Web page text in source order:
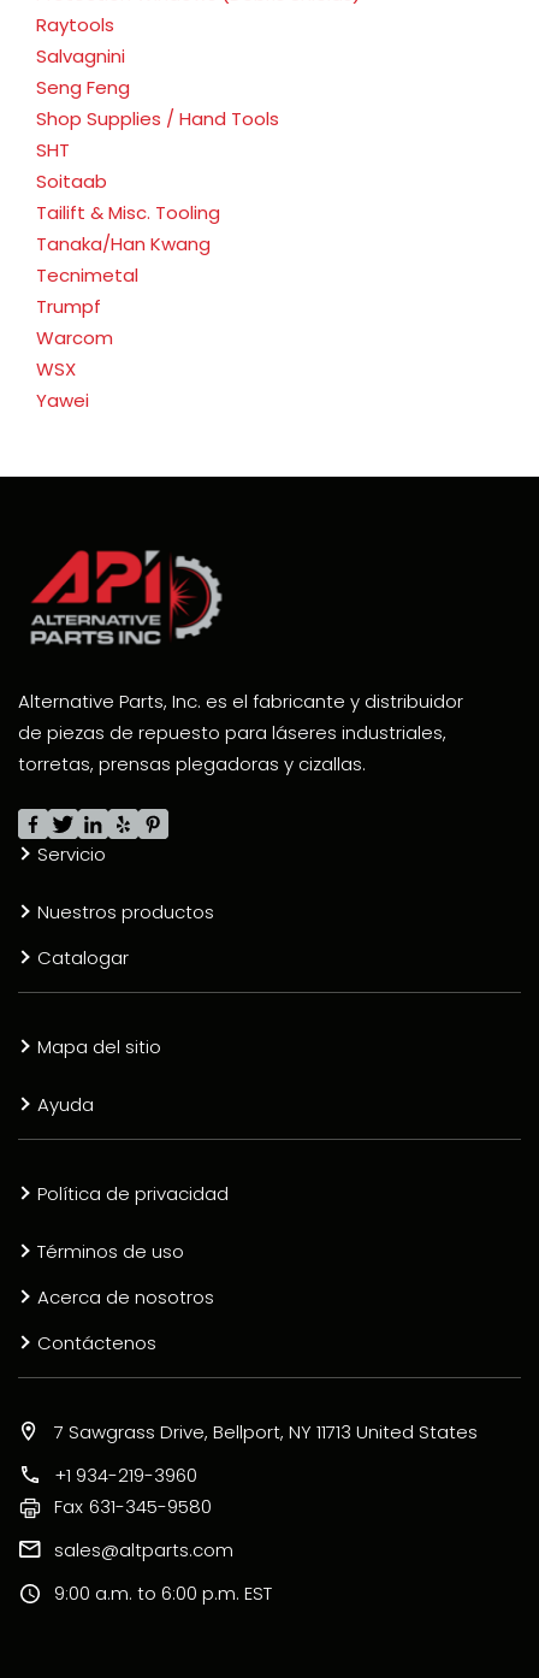
Raytools
Salvagnini
Seng Feng
Shop Supplies / Hand Tools
SHT
Soitaab
Tailift & Misc. Tooling
Tanaka/Han Kwang
Tecnimetal
Trumpf
Warcom
WSX
Yawei
Alternative Parts, Inc. es el fabricante y distribuidor
de piezas de repuesto para láseres industriales,
torretas, prensas plegadoras y cizallas.
Servicio
Nuestros productos
Catalogar
Mapa del sitio
Ayuda
Política de privacidad
Términos de uso
Acerca de nosotros
Contáctenos
7 Sawgrass Drive, Bellport, NY 11713 United States
+1 934-219-3960
Fax 631-345-9580
sales@altparts.com
9:00 a.m. to 6:00 p.m. EST